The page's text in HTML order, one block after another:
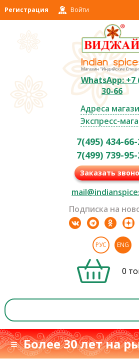
Регистрация Войти
WhatsApp: +7
30-66
Адреса
Экспресс-
7(495) 434-
7(499) 739-
Заказать
Подписка на
РУС ENG
0
≡ Более 30 лет на